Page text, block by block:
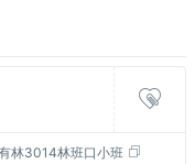
林3014林班口小班